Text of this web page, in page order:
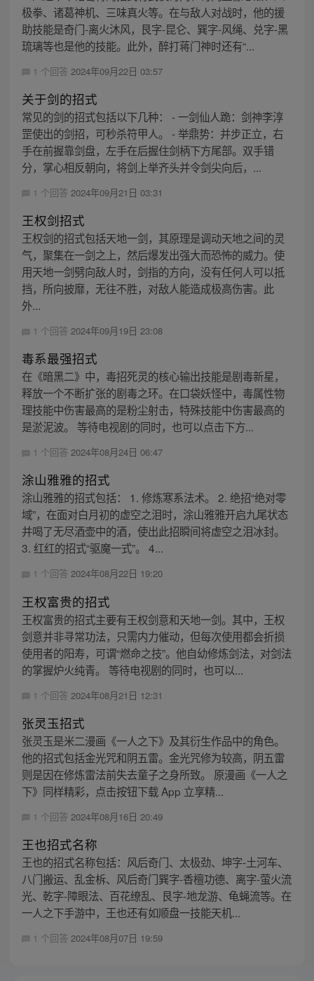
极拳、诸葛神机、三味真火等。在与敌人对战时，他的援
助技能是奇门-离火沐风，艮字-昆仑、巽字-风绳、兑字-黑
琉璃等也是他的技能。此外，醉打蒋门神时还有“...
1 个回答 2024年09月22日 03:57
关于剑的招式
常见的剑的招式包括以下几种： - 一剑仙人跪：剑神李淳
罡使出的剑招，可秒杀符甲人。 - 举鼎势：并步正立，右
手在前握靠剑盘，左手在后握住剑柄下方尾部。双手错
分，掌心相反朝向，将剑上举齐头并令剑尖向后，...
1 个回答 2024年09月21日 03:31
王权剑招式
王权剑的招式包括天地一剑，其原理是调动天地之间的灵
气，聚集在一剑之上，然后爆发出强大而恐怖的威力。使
用天地一剑劈向敌人时，剑指的方向，没有任何人可以抵
挡，所向披靡，无往不胜，对敌人能造成极高伤害。此
外...
1 个回答 2024年09月19日 23:08
毒系最强招式
在《暗黑二》中，毒招死灵的核心输出技能是剧毒新星，
释放一个不断扩张的剧毒之环。在口袋妖怪中，毒属性物
理技能中伤害最高的是粉尘射击，特殊技能中伤害最高的
是淤泥波。 等待电视剧的同时，也可以点击下方...
1 个回答 2024年08月24日 06:47
涂山雅雅的招式
涂山雅雅的招式包括： 1. 修炼寒系法术。 2. 绝招“绝对零
域”，在面对白月初的虚空之泪时，涂山雅雅开启九尾状态
并喝了无尽酒壶中的酒，使出此招瞬间将虚空之泪冰封。
3. 红红的招式“驱魔一式”。 4...
1 个回答 2024年08月22日 19:20
王权富贵的招式
王权富贵的招式主要有王权剑意和天地一剑。其中，王权
剑意并非寻常功法，只需内力催动，但每次使用都会折损
使用者的阳寿，可谓“燃命之技”。他自幼修炼剑法，对剑法
的掌握炉火纯青。 等待电视剧的同时，也可以...
1 个回答 2024年08月21日 12:31
张灵玉招式
张灵玉是米二漫画《一人之下》及其衍生作品中的角色。
他的招式包括金光咒和阴五雷。金光咒修为较高，阴五雷
则是因在修炼雷法前失去童子之身所致。 原漫画《一人之
下》同样精彩，点击按钮下载 App 立享精...
1 个回答 2024年08月16日 20:49
王也招式名称
王也的招式名称包括：风后奇门、太极劲、坤字-土河车、
八门搬运、乱金柝、风后奇门巽字-香檀功德、离字-萤火流
光、乾字-障眼法、百花缭乱、艮字-地龙游、龟蝇流等。在
一人之下手游中，王也还有如顺盘一技能天机...
1 个回答 2024年08月07日 19:59